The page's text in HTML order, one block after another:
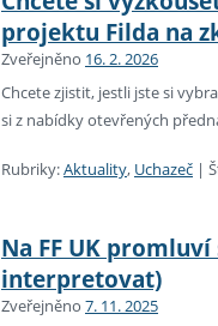
projektu Filda na
Zveřejněno 16. 2. 2026
Chcete zjistit, jestli jste si
si z nabídky otevřených
Rubriky:Aktuality, Uchazeč |
Na FF UK
interpretovat)
Zveřejněno 7. 11. 2025